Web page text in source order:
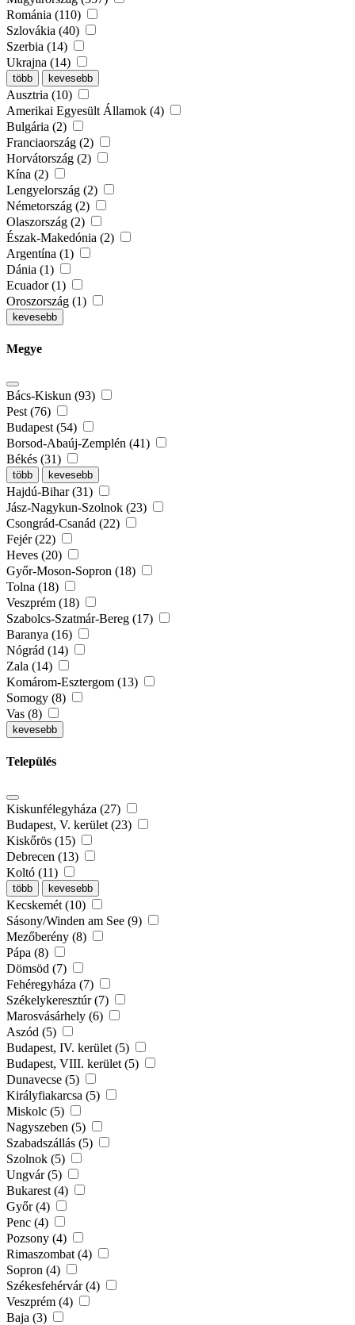
Románia (110)
Szlovákia (40)
Szerbia (14)
Ukrajna (14)
több kevesebb
Ausztria (10)
Amerikai Egyesült Államok (4)
Bulgária (2)
Franciaország (2)
Horvátország (2)
Kína (2)
Lengyelország (2)
Németország (2)
Olaszország (2)
Észak-Makedónia (2)
Argentína (1)
Dánia (1)
Ecuador (1)
Oroszország (1)
kevesebb
Megye
Bács-Kiskun (93)
Pest (76)
Budapest (54)
Borsod-Abaúj-Zemplén (41)
Békés (31)
több kevesebb
Hajdú-Bihar (31)
Jász-Nagykun-Szolnok (23)
Csongrád-Csanád (22)
Fejér (22)
Heves (20)
Győr-Moson-Sopron (18)
Tolna (18)
Veszprém (18)
Szabolcs-Szatmár-Bereg (17)
Baranya (16)
Nógrád (14)
Zala (14)
Komárom-Esztergom (13)
Somogy (8)
Vas (8)
kevesebb
Település
Kiskunfélegyháza (27)
Budapest, V. kerület (23)
Kiskőrös (15)
Debrecen (13)
Koltó (11)
több kevesebb
Kecskemét (10)
Sásony/Winden am See (9)
Mezőberény (8)
Pápa (8)
Dömsöd (7)
Fehéregyháza (7)
Székelykeresztúr (7)
Marosvásárhely (6)
Aszód (5)
Budapest, IV. kerület (5)
Budapest, VIII. kerület (5)
Dunavecse (5)
Királyfiakarcsa (5)
Miskolc (5)
Nagyszeben (5)
Szabadszállás (5)
Szolnok (5)
Ungvár (5)
Bukarest (4)
Győr (4)
Penc (4)
Pozsony (4)
Rimaszombat (4)
Sopron (4)
Székesfehérvár (4)
Veszprém (4)
Baja (3)